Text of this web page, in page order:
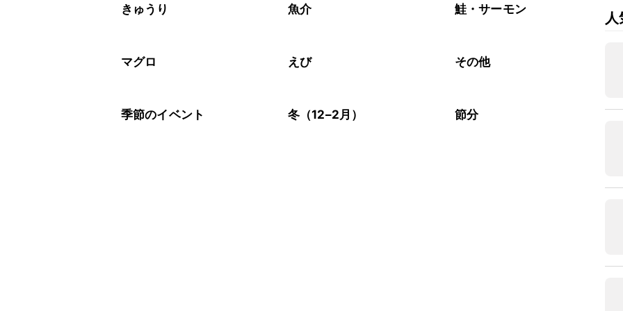
きゅうり 魚介 鮭・サーモン
マグロ えび その他
季節のイベント 冬（12–2月） 節分